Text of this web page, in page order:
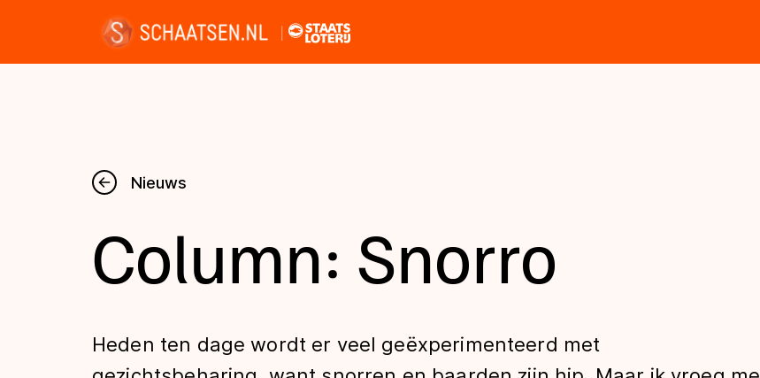
Nieuws
Kalender
Uitslagen
Nieuws
Column: Snorro
Heden ten dage wordt er veel geëxperimenteerd met